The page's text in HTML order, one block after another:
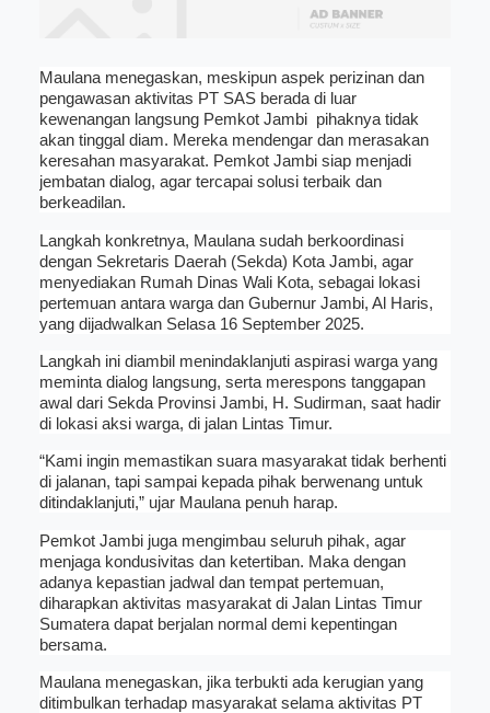
Maulana menegaskan, meskipun aspek perizinan dan
pengawasan aktivitas PT SAS berada di luar
kewenangan langsung Pemkot Jambi pihaknya tidak
akan tinggal diam. Mereka mendengar dan merasakan
keresahan masyarakat. Pemkot Jambi siap menjadi
jembatan dialog, agar tercapai solusi terbaik dan
berkeadilan.
Langkah konkretnya, Maulana sudah berkoordinasi
dengan Sekretaris Daerah (Sekda) Kota Jambi, agar
menyediakan Rumah Dinas Wali Kota, sebagai lokasi
pertemuan antara warga dan Gubernur Jambi, Al Haris,
yang dijadwalkan Selasa 16 September 2025.
Langkah ini diambil menindaklanjuti aspirasi warga yang
meminta dialog langsung, serta merespons tanggapan
awal dari Sekda Provinsi Jambi, H. Sudirman, saat hadir
di lokasi aksi warga, di jalan Lintas Timur.
“Kami ingin memastikan suara masyarakat tidak berhenti
di jalanan, tapi sampai kepada pihak berwenang untuk
ditindaklanjuti,” ujar Maulana penuh harap.
Pemkot Jambi juga mengimbau seluruh pihak, agar
menjaga kondusivitas dan ketertiban. Maka dengan
adanya kepastian jadwal dan tempat pertemuan,
diharapkan aktivitas masyarakat di Jalan Lintas Timur
Sumatera dapat berjalan normal demi kepentingan
bersama.
Maulana menegaskan, jika terbukti ada kerugian yang
ditimbulkan terhadap masyarakat selama aktivitas PT